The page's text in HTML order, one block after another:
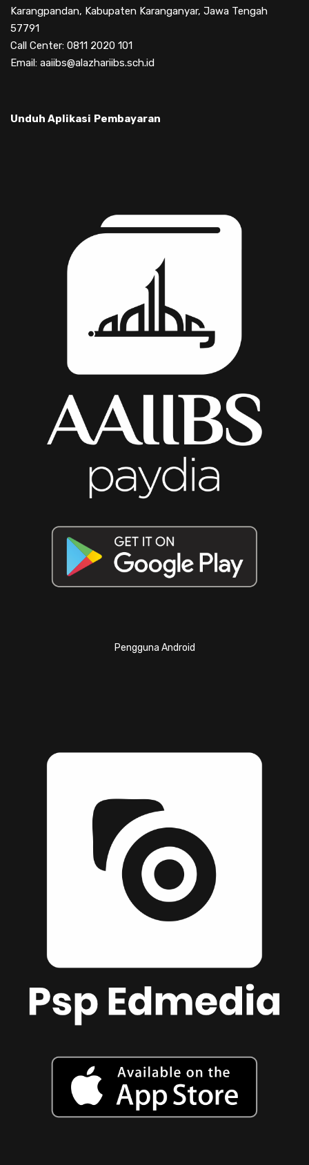
Karangpandan, Kabupaten Karanganyar, Jawa Tengah
57791
Call Center: 0811 2020 101
Email: aaiibs@alazhariibs.sch.id
Unduh Aplikasi Pembayaran
Pengguna Android